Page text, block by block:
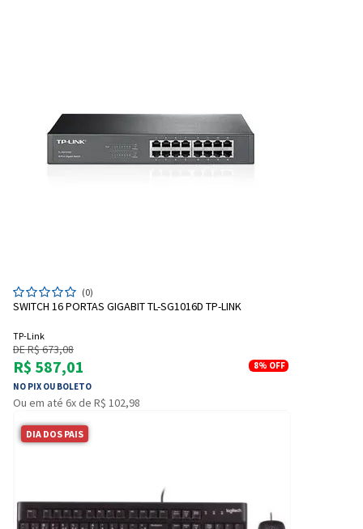
(0)
SWITCH 16 PORTAS GIGABIT TL-SG1016D TP-LINK
TP-Link
DE R$ 673,08
R$ 587,01
NO PIX OU BOLETO
8% OFF
Ou em até 6x de R$ 102,98
DIA DOS PAIS